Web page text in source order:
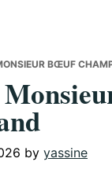
BŒUF
by yassine